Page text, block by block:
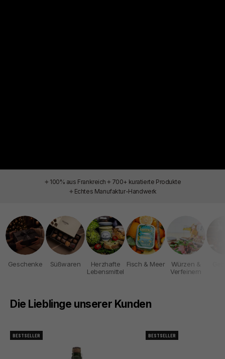
✦ 100% aus Frankreich ✦ 700+ kuratierte Produkte
✦ Echtes Manufaktur-Handwerk
Geschenke Süßwaren
Herzhafte
Lebensmittel
Fisch & Meer
Würzen &
Verfeinern
Die Lieblinge unserer Kunden
BESTSELLER BESTSELLER